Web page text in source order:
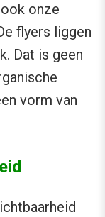
onze
flyers liggen
Dat is geen
vorm van